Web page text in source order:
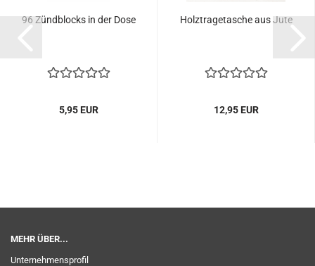
96 Zündblocks in der Dose
5,95 EUR
Holztragetasche aus Jute
12,95 EUR
MEHR ÜBER...
Unternehmensprofil